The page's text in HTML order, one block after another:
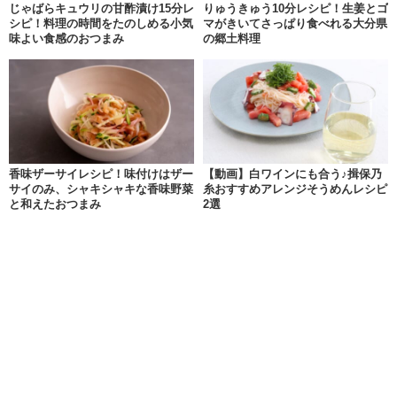
じゃばらキュウリの甘酢漬け15分レ
シピ！料理の時間をたのしめる小気
味よい食感のおつまみ
りゅうきゅう10分レシピ！生姜とゴ
マがきいてさっぱり食べれる大分県
の郷土料理
香味ザーサイレシピ！味付けはザー
サイのみ、シャキシャキな香味野菜
と和えたおつまみ
【動画】白ワインにも合う♪揖保乃
糸おすすめアレンジそうめんレシピ
2選